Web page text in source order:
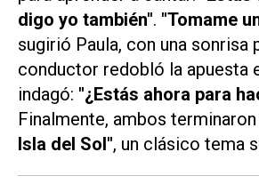
digo yo también". "Tomame
sugirió Paula, con una sonrisa
conductor redobló la apuesta
indagó: "¿Estás ahora para
Finalmente, ambos
Isla del Sol", un clásico tema